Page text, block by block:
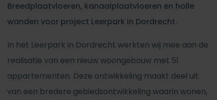
Breedplaatvloeren, kanaalplaatvloeren en holle
wanden voor project Leerpark in Dordrecht.
In het Leerpark in Dordrecht werkten wij mee aan de
realisatie van een nieuw woongebouw met 51
appartementen. Deze ontwikkeling maakt deel uit
van een bredere gebiedsontwikkeling waarin wonen,